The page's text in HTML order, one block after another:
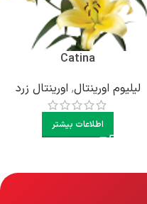
Catina
لیلیوم اورینتال, اورینتال زرد
اطلاعات بیشتر